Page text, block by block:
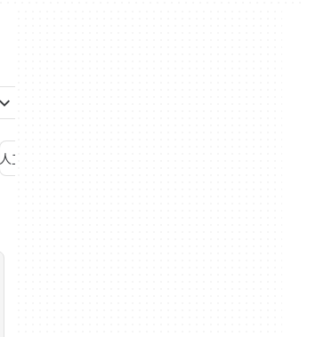
人工智能编程